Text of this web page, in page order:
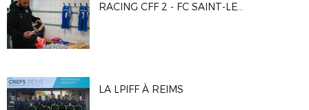
RACING CFF 2 - FC SAINT-LEU 95
LA LPIFF À REIMS